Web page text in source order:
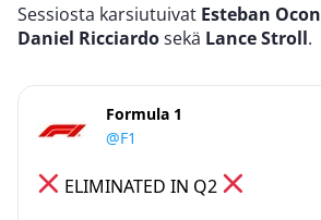
Sessiosta karsiutuivat Esteban Ocon
Daniel Ricciardosekä Lance Stroll.
Formula 1
@F1
ELIMINATED IN Q2